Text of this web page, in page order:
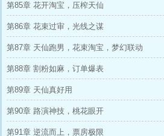
第85章 花开淘宝，压榨天仙
第86章 花束过审，光线之谋
第87章 天仙跑男，花束淘宝，梦幻联动
第88章 割粉如麻，订单爆表
第89章 天仙真好用
第90章 路演神技，桃花眼开
第91章 逆流而上，票房极限